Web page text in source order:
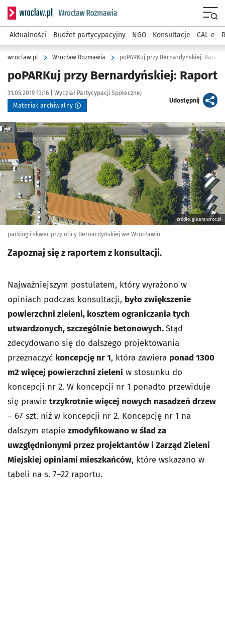
Serwis informacyjny wroclaw.pl podserwis: Rozmawia
Aktualności Budżet partycypacyjny NGO Konsultacje CAL-e
wroclaw.pl Wrocław Rozmawia poPARKuj przy Bernardyńskiej: Raport
poPARKuj przy Bernardyńskiej: Raport
Data publikacji:
31.05.2019 13:16 | Autor:
Wydział Partycypacji Społecznej
Materiał archiwalny
Udostępnijartykuł
Kliknij, aby powiększyć
źródło: gis.um.wroc.pl
parking i skwer przy ulicy Bernardyńskiej we Wrocławiu
Zapoznaj się z raportem z konsultacji.
Najważniejszym postulatem, który wyrażono w
opiniach podczas konsultacji, było zwiększenie
powierzchni zieleni, kosztem ograniczania tych
utwardzonych, szczególnie betonowych.Stąd
zdecydowano się do dalszego projektowania
przeznaczyć koncepcję nr 1, która zawiera ponad 1300
m2 więcej powierzchni zieleni w stosunku do
koncepcji nr 2. W koncepcji nr 1 ponadto przewiduje
się prawie trzykrotnie więcej nowych nasadzeń drzew
– 67 szt. niż w koncepcji nr 2. Koncepcję nr 1 na
dalszym etapie zmodyfikowano w ślad za
uwzględnionymi przez projektantów i Zarząd Zieleni
Miejskiej opiniami mieszkańców, które wskazano w
tabeli na s. 7–22 raportu.